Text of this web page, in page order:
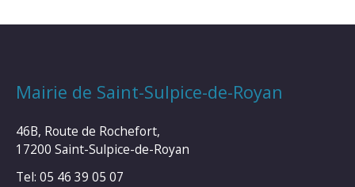
Mairie de Saint-Sulpice-de-Royan
46B, Route de Rochefort,
17200 Saint-Sulpice-de-Royan
Tel: 05 46 39 05 07